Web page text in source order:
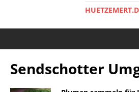
Sendschotter